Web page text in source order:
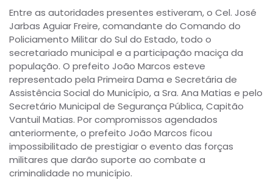
Entre as autoridades presentes estiveram, o Cel. José
Jarbas Aguiar Freire, comandante do Comando do
Policiamento Militar do Sul do Estado, todo o
secretariado municipal e a participação maciça da
população. O prefeito João Marcos esteve
representado pela Primeira Dama e Secretária de
Assistência Social do Município, a Sra. Ana Matias e pelo
Secretário Municipal de Segurança Pública, Capitão
Vantuil Matias. Por compromissos agendados
anteriormente, o prefeito João Marcos ficou
impossibilitado de prestigiar o evento das forças
militares que darão suporte ao combate a
criminalidade no município.